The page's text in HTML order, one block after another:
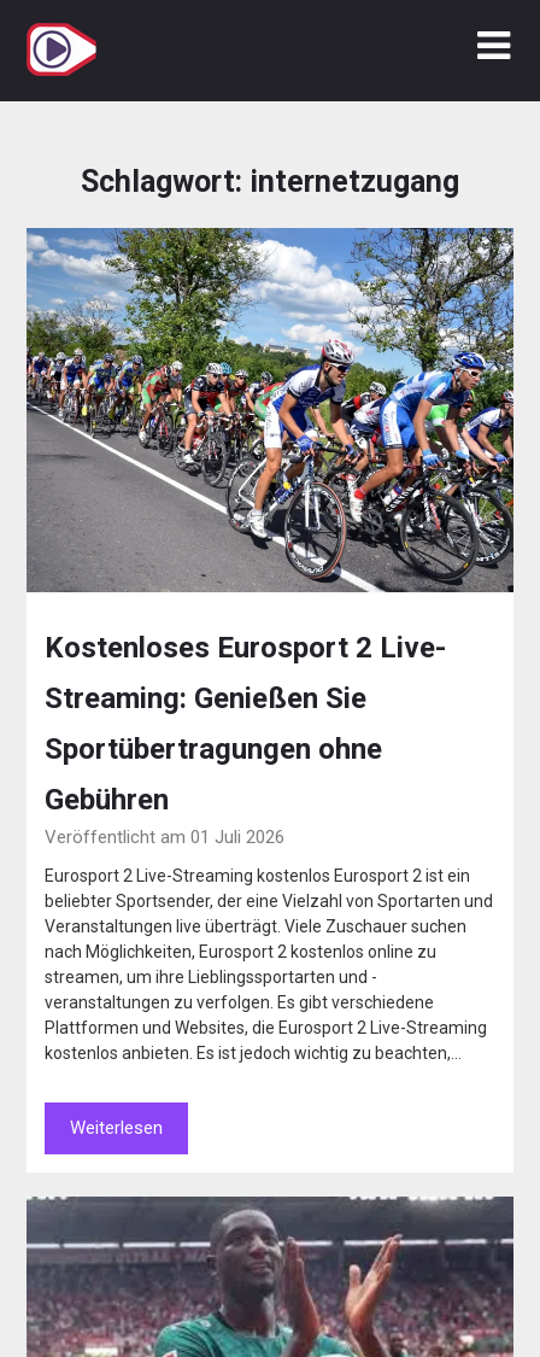
Inhalt
springen
Schlagwort: internetzugang
Kostenloses Eurosport 2 Live-
Streaming: Genießen Sie
Sportübertragungen ohne
Gebühren
Veröffentlicht am 01 Juli 2026
Eurosport 2 Live-Streaming kostenlos Eurosport 2 ist ein
beliebter Sportsender, der eine Vielzahl von Sportarten und
Veranstaltungen live überträgt. Viele Zuschauer suchen
nach Möglichkeiten, Eurosport 2 kostenlos online zu
streamen, um ihre Lieblingssportarten und -
veranstaltungen zu verfolgen. Es gibt verschiedene
Plattformen und Websites, die Eurosport 2 Live-Streaming
kostenlos anbieten. Es ist jedoch wichtig zu beachten,…
Weiterlesen